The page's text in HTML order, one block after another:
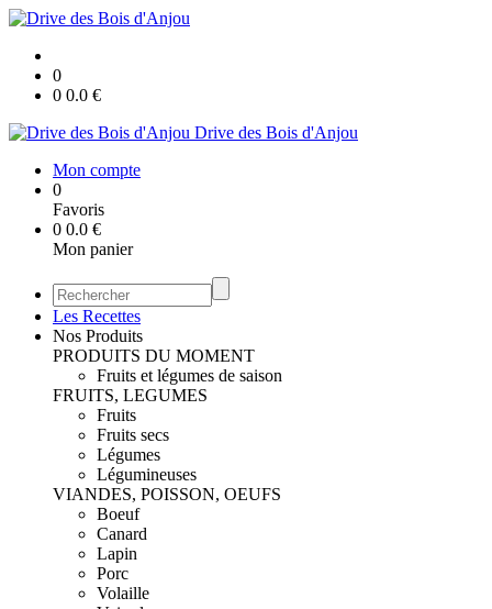
0
0 0.0 €
Drive des Bois d'Anjou
Mon compte
0
Favoris
0 0.0 €
Mon panier
Les Recettes
Nos Produits
PRODUITS DU MOMENT
Fruits et légumes de saison
FRUITS, LEGUMES
Fruits
Fruits secs
Légumes
Légumineuses
VIANDES, POISSON, OEUFS
Boeuf
Canard
Lapin
Porc
Volaille